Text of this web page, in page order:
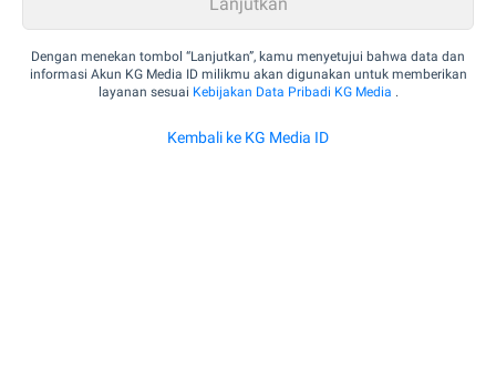
Dengan menekan tombol “Lanjutkan”, kamu menyetujui bahwa data dan
informasi Akun KG Media ID milikmu akan digunakan untuk memberikan
layanan sesuai Kebijakan Data Pribadi KG Media .
Kembali ke KG Media ID